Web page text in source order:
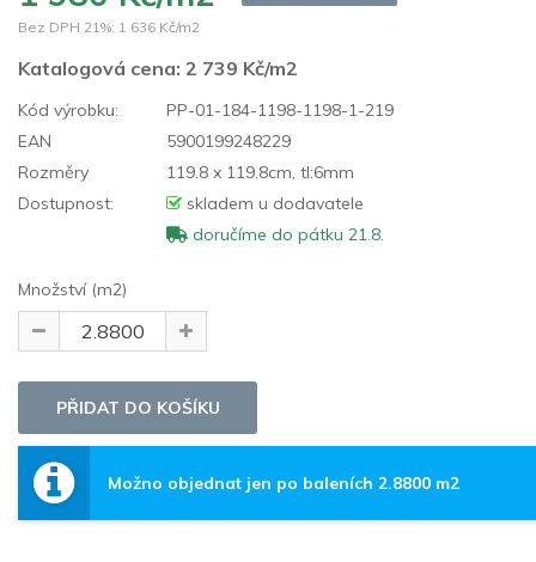
Bez DPH 21%: 1 636 Kč/m2
Katalogová cena: 2 739 Kč/m2
Kód výrobku:
PP-01-184-1198-1198-1-219
EAN
5900199248229
Rozměry
119.8 x 119.8cm, tl:6mm
Dostupnost:
skladem u dodavatele
doručíme do pátku 21.8.
Množství (m2)
Možno objednat jen po baleních 2.8800 m2